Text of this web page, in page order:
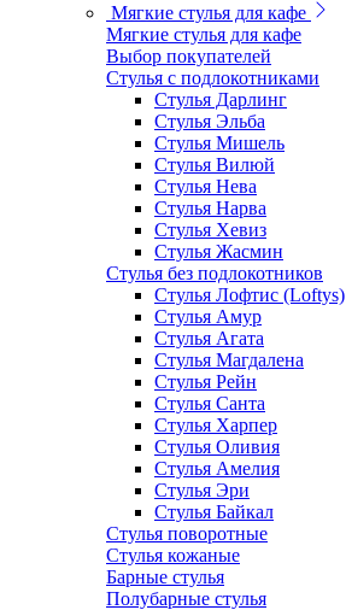
Мягкие стулья для кафе
Мягкие стулья для кафе
Выбор покупателей
Стулья с подлокотниками
Стулья Дарлинг
Стулья Эльба
Стулья Мишель
Стулья Вилюй
Стулья Нева
Стулья Нарва
Стулья Хевиз
Стулья Жасмин
Стулья без подлокотников
Стулья Лофтис (Loftys)
Стулья Амур
Стулья Агата
Стулья Магдалена
Стулья Рейн
Стулья Санта
Стулья Харпер
Стулья Оливия
Стулья Амелия
Стулья Эри
Стулья Байкал
Стулья поворотные
Стулья кожаные
Барные стулья
Полубарные стулья